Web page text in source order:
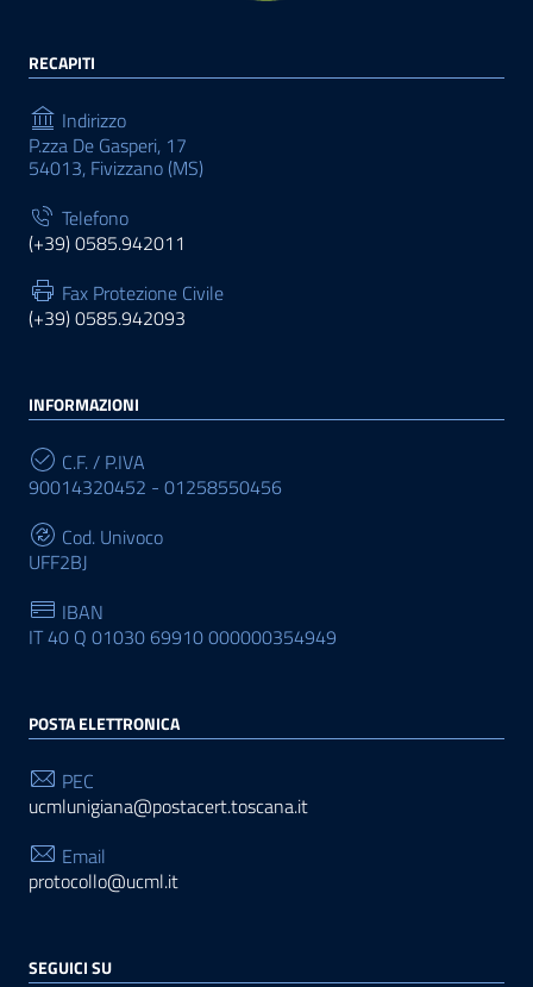
RECAPITI
Indirizzo
P.zza De Gasperi, 17
54013, Fivizzano (MS)
Telefono
(+39) 0585.942011
Fax Protezione Civile
(+39) 0585.942093
INFORMAZIONI
C.F. / P.IVA
90014320452 - 01258550456
Cod. Univoco
UFF2BJ
IBAN
IT 40 Q 01030 69910 000000354949
POSTA ELETTRONICA
PEC
ucmlunigiana@postacert.toscana.it
Email
protocollo@ucml.it
SEGUICI SU